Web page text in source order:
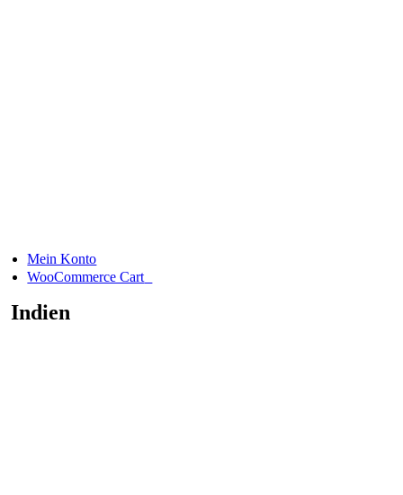
Mein Konto
WooCommerce Cart0
Indien